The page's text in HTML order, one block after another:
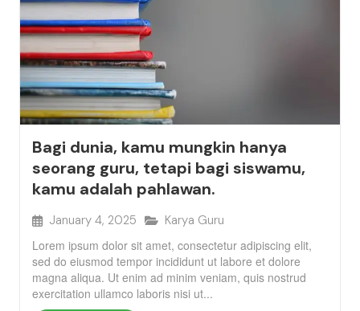
Bagi dunia, kamu mungkin hanya
seorang guru, tetapi bagi siswamu,
kamu adalah pahlawan.
January 4, 2025
Karya Guru
Lorem ipsum dolor sit amet, consectetur adipiscing elit,
sed do eiusmod tempor incididunt ut labore et dolore
magna aliqua. Ut enim ad minim veniam, quis nostrud
exercitation ullamco laboris nisi ut...